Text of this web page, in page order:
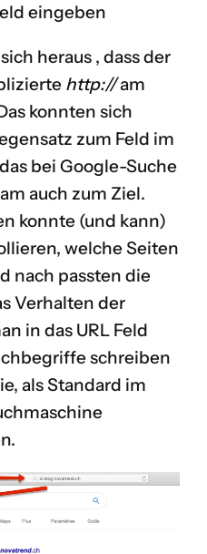
eingeben
heraus , dass der
http://am
konnten sich
zum Feld im
bei Google-Suche
auch zum Ziel.
konnte (und kann)
welche Seiten
nach passten die
Verhalten der
in das URL Feld
schreiben
als Standard im